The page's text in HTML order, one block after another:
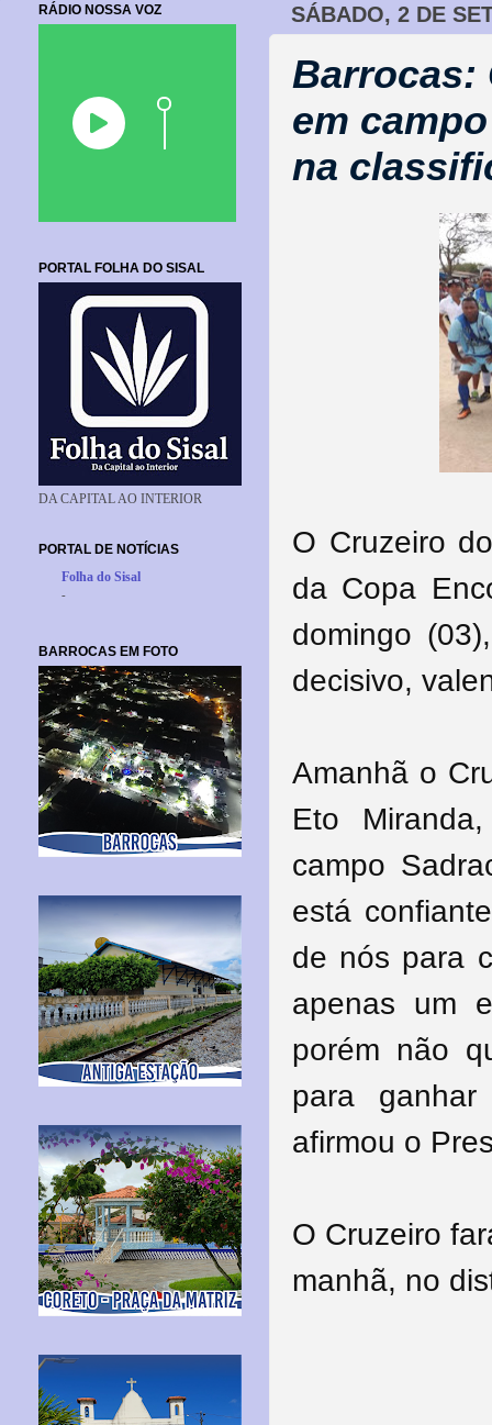
SÁBADO, 2 DE
Barrocas:
em
na
O Cruzeiro
da Copa
domingo
decisivo,
Amanhã o
Eto
campo
está
de nós para
apenas um
porém não
para
afirmou o
O Cruzeiro
manhã, no
RÁDIO NOSSA VOZ
PORTAL FOLHA DO SISAL
DA CAPITAL AO INTERIOR
PORTAL DE NOTÍCIAS
Folha do Sisal
-
BARROCAS EM FOTO